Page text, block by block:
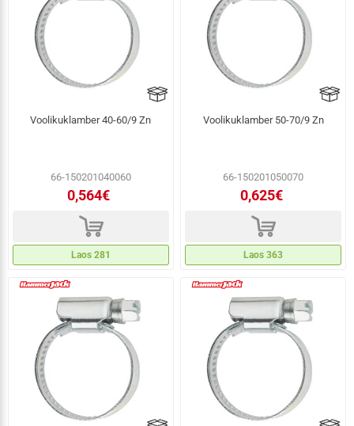
Voolikuklamber 40-60/9 Zn
66-150201040060
0,564€
d
Laos 281
Voolikuklamber 50-70/9 Zn
66-150201050070
0,625€
d
Laos 363